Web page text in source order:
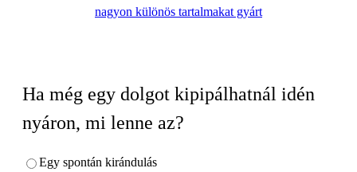
nagyon különös tartalmakat gyárt
Ha még egy dolgot kipipálhatnál idén
nyáron, mi lenne az?
Egy spontán kirándulás